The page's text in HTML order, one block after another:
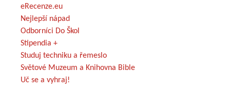
eRecenze.eu
Nejlepší nápad
Odborníci Do Škol
Stipendia +
Studuj techniku a řemeslo
Světové Muzeum a Knihovna Bible
Uč se a vyhraj!